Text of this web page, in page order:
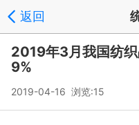
返回
2019年3月我国纺
9%
2019-04-16 浏览:15